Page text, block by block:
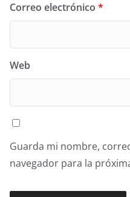
Correo electrónico *
Web
Guarda mi nombre,
navegador para la